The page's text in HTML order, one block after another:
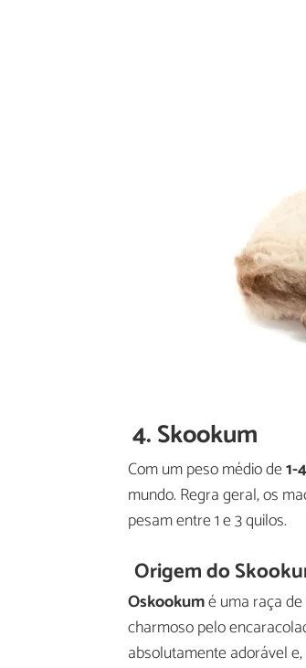
4. Skookum
Com um peso médio de1-
mundo. Regra geral, os
pesam entre 1 e 3 quilos.
Origem do
Oskookumé uma raça
charmoso pelo
absolutamente adorável